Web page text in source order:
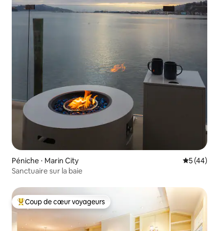
Péniche ⋅ Marin City
5 (44)
Sanctuaire sur la baie
Coups de cœur voyageurs les plus appréciés
Coup de cœur voyageurs